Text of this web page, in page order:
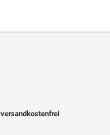
versandkostenfrei